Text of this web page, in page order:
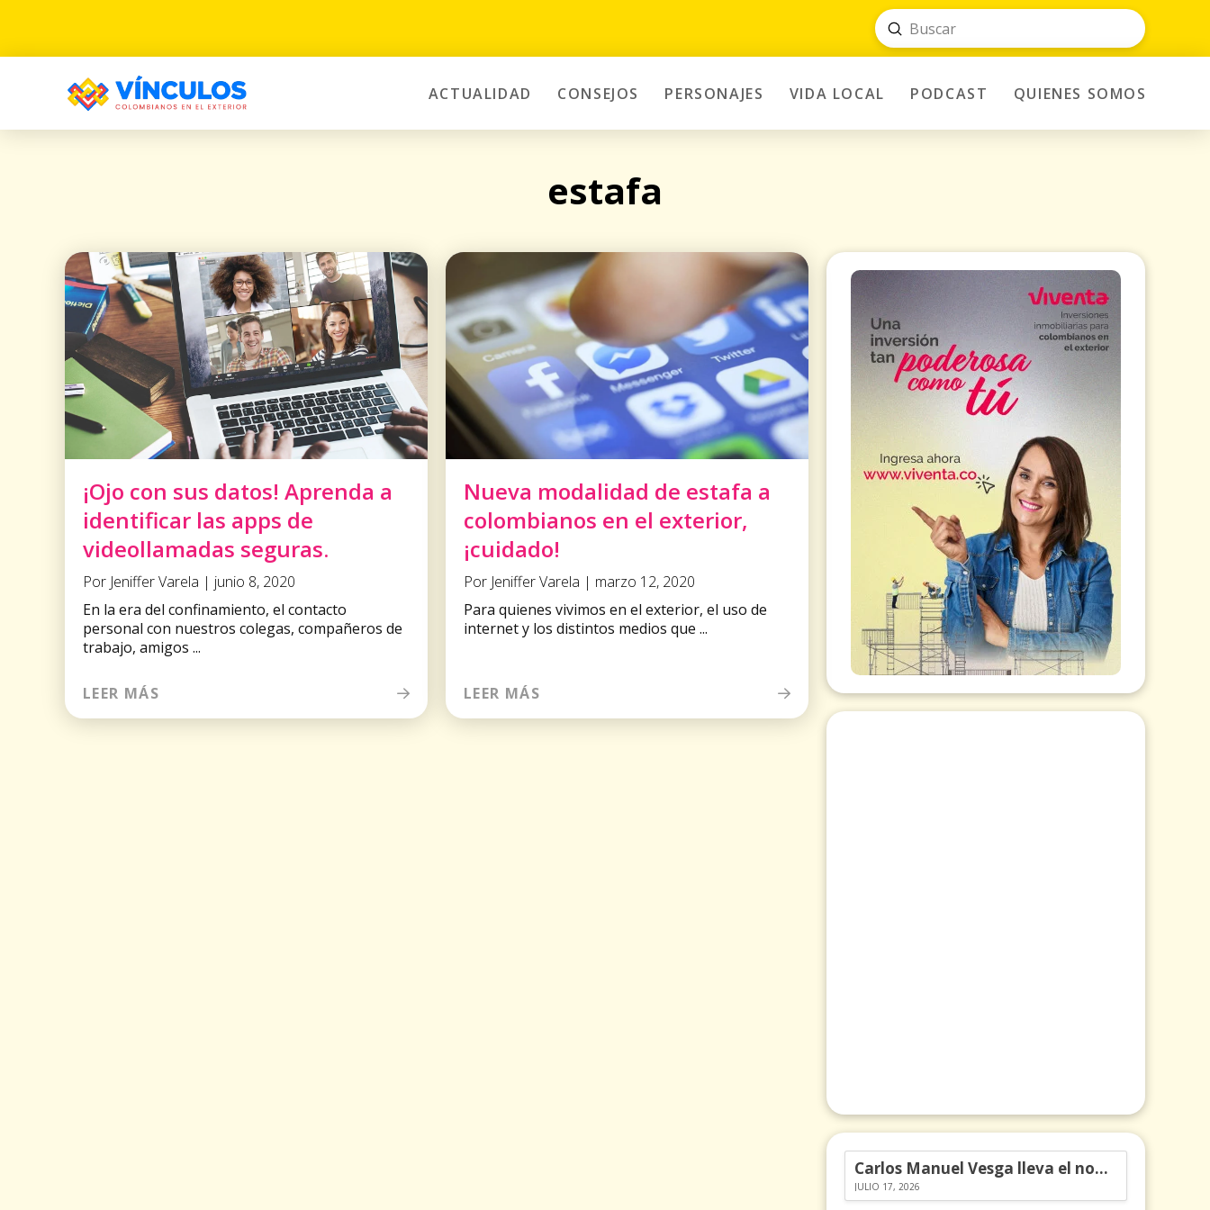
Search
Submit
ACTUALIDAD CONSEJOS PERSONAJES VIDA LOCAL PODCAST QUIENES SOMOS
estafa
¡Ojo con sus datos! Aprenda a
identificar las apps de
videollamadas seguras.
Por Jeniffer Varela | junio 8, 2020
En la era del confinamiento, el contacto
personal con nuestros colegas, compañeros de
trabajo, amigos ...
LEER MÁS
Nueva modalidad de estafa a
colombianos en el exterior,
¡cuidado!
Por Jeniffer Varela | marzo 12, 2020
Para quienes vivimos en el exterior, el uso de
internet y los distintos medios que ...
LEER MÁS
Carlos Manuel Vesga lleva el nombre de Colombia a los Emmy
JULIO 17, 2026